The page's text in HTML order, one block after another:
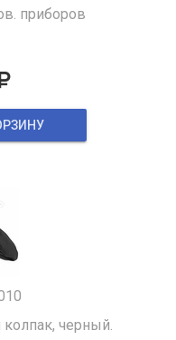
приборов
черный.